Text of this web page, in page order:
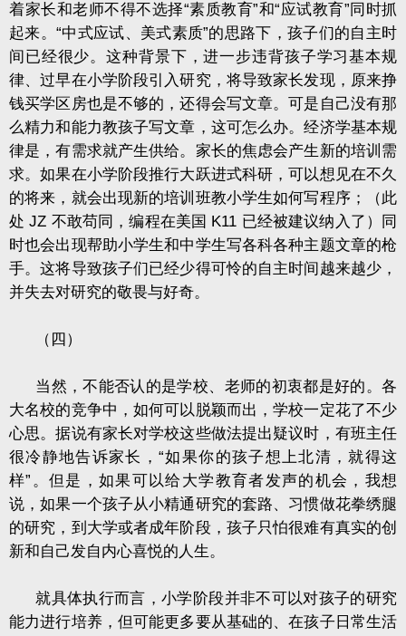
着家长和老师不得不选择“素质教育”和“应试教育”同时抓
起来。“中式应试、美式素质”的思路下，孩子们的自主时
间已经很少。这种背景下，进一步违背孩子学习基本规
律、过早在小学阶段引入研究，将导致家长发现，原来挣
钱买学区房也是不够的，还得会写文章。可是自己没有那
么精力和能力教孩子写文章，这可怎么办。经济学基本规
律是，有需求就产生供给。家长的焦虑会产生新的培训需
求。如果在小学阶段推行大跃进式科研，可以想见在不久
的将来，就会出现新的培训班教小学生如何写程序；（此
处 JZ 不敢苟同，编程在美国 K11 已经被建议纳入了）同
时也会出现帮助小学生和中学生写各科各种主题文章的枪
手。这将导致孩子们已经少得可怜的自主时间越来越少，
并失去对研究的敬畏与好奇。
（四）
当然，不能否认的是学校、老师的初衷都是好的。各
大名校的竞争中，如何可以脱颖而出，学校一定花了不少
心思。据说有家长对学校这些做法提出疑议时，有班主任
很冷静地告诉家长，“如果你的孩子想上北清，就得这
样”。但是，如果可以给大学教育者发声的机会，我想
说，如果一个孩子从小精通研究的套路、习惯做花拳绣腿
的研究，到大学或者成年阶段，孩子只怕很难有真实的创
新和自己发自内心喜悦的人生。
就具体执行而言，小学阶段并非不可以对孩子的研究
能力进行培养，但可能更多要从基础的、在孩子日常生活